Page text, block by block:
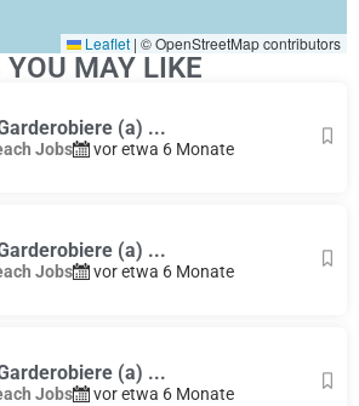
Leaflet | © OpenStreetMap contributors
MAY LIKE
(a) ...
Jobs vor etwa 6 Monate
(a) ...
Jobs vor etwa 6 Monate
(a) ...
Jobs vor etwa 6 Monate